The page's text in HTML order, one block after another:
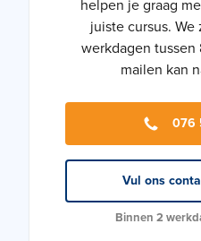
helpen je graag
juiste cursus.
werkdagen tussen
mailen kan
076
Vul ons
Binnen 2